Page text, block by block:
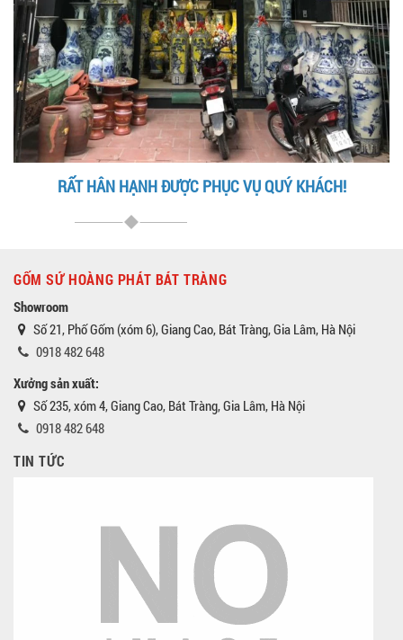
RẤT HÂN HẠNH ĐƯỢC PHỤC VỤ QUÝ KHÁCH!
GỐM SỨ HOÀNG PHÁT BÁT TRÀNG
Showroom
Số 21, Phố Gốm (xóm 6), Giang Cao, Bát Tràng, Gia Lâm, Hà Nội
0918 482 648
Xưởng sản xuất:
Số 235, xóm 4, Giang Cao, Bát Tràng, Gia Lâm, Hà Nội
0918 482 648
TIN TỨC